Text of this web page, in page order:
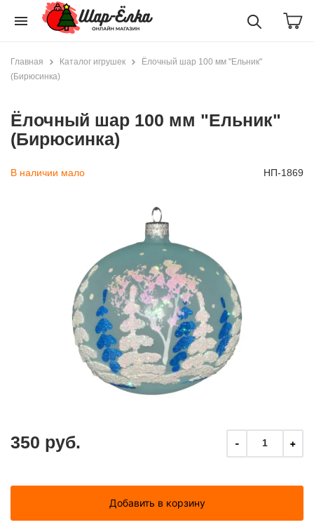
menu
Главная Каталог игрушек
Ёлочный шар 100 мм "Ельник"
(Бирюсинка)
Ёлочный шар 100 мм "Ельник"
(Бирюсинка)
В наличии мало НП-1869
350 руб. - 1 +
Добавить в корзину